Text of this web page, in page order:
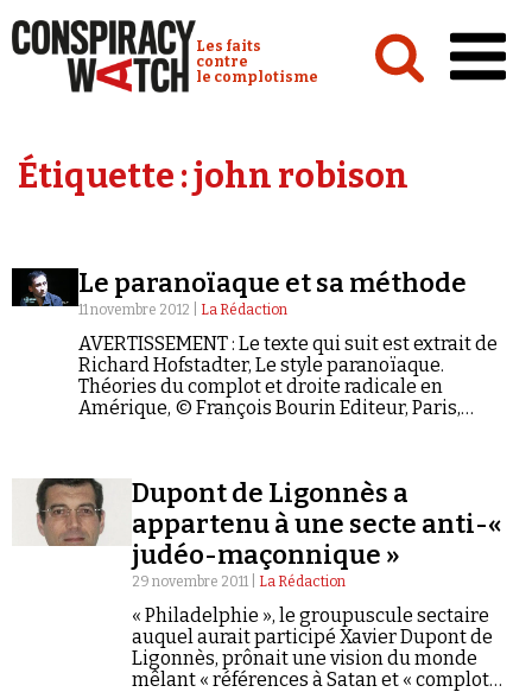
Conspiracy Watch :
Les faits
contre
le complotisme
Analyses
Vidéos
Revues de presse
Newsletter
Étiquette :john robison
Le paranoïaque et sa méthode
11 novembre 2012 | La Rédaction
AVERTISSEMENT : Le texte qui suit est extrait de
Richard Hofstadter, Le style paranoïaque.
Théories du complot et droite radicale en
Amérique, © François Bourin Editeur, Paris,
Bourin Editeur d'avoir autorisé Conspiracy Watch
à le reproduire.
Dupont de Ligonnès a
appartenu à une secte anti-«
judéo-maçonnique »
29 novembre 2011 | La Rédaction
« Philadelphie », le groupuscule sectaire
auquel aurait participé Xavier Dupont de
Ligonnès, prônait une vision du monde
mêlant « références à Satan et « complot